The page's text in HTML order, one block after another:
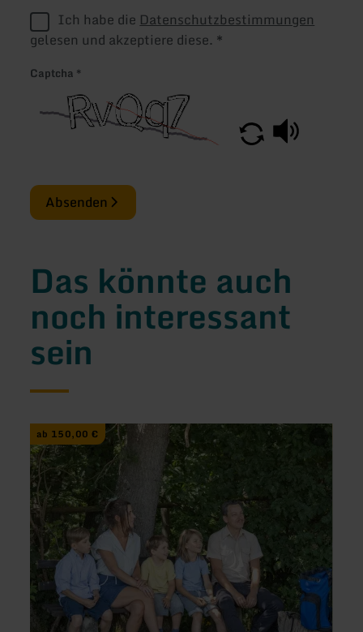
Ich habe die Datenschutzbestimmungen
gelesen und akzeptiere diese. *
Captcha *
Absenden
Das könnte auch
noch interessant
sein
ab 150,00 €
mehr
erfahren
zu:
Der
Lebensraum
des
Bibers